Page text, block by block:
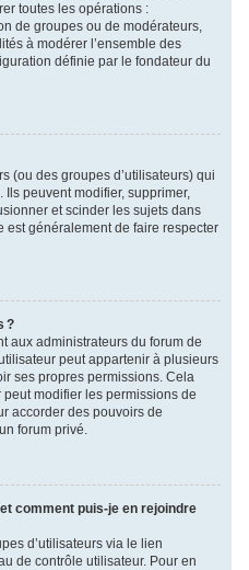
toutes les opérations :
de groupes ou de modérateurs,
à modérer l’ensemble des
définie par le fondateur du
(ou des groupes d’utilisateurs) qui
peuvent modifier, supprimer,
et scinder les sujets dans
est généralement de faire respecter
?
aux administrateurs du forum de
peut appartenir à plusieurs
ses propres permissions. Cela
modifier les permissions de
accorder des pouvoirs de
forum privé.
comment puis-je en rejoindre
d’utilisateurs via le lien
de contrôle utilisateur. Pour en